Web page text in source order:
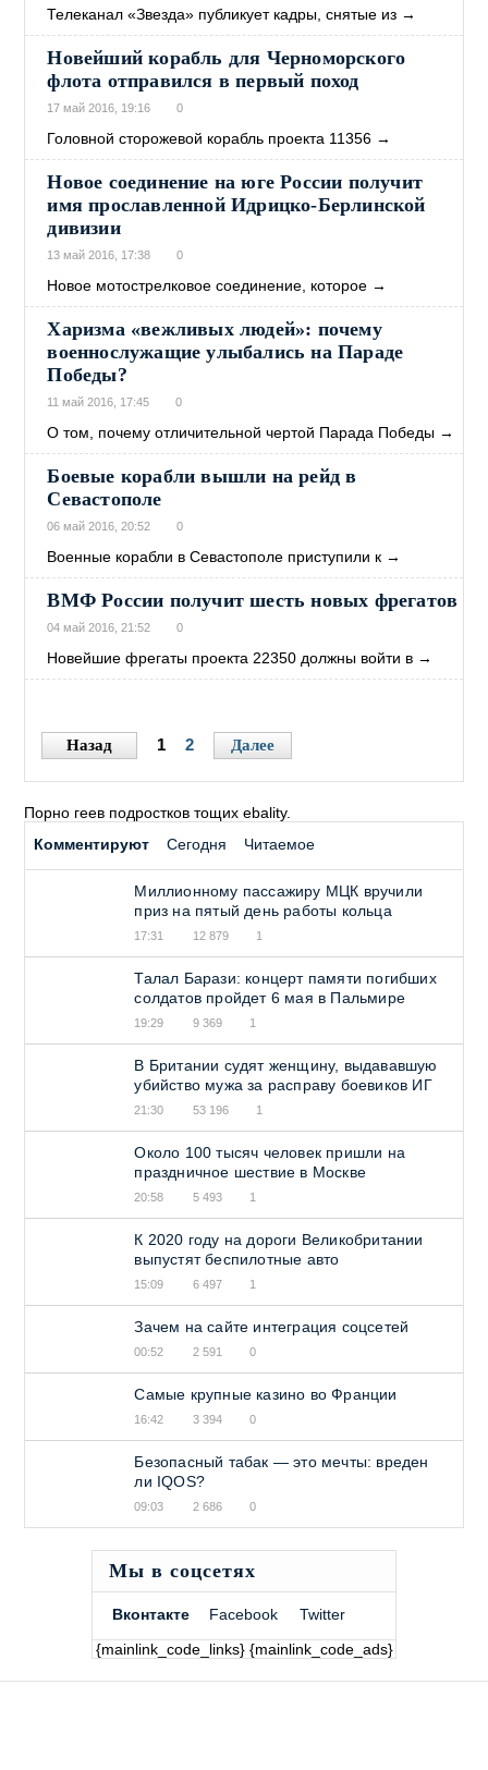
Телеканал «Звезда» публикует кадры, снятые из →
Новейший корабль для Черноморского
флота отправился в первый поход
17 май 2016, 19:16 0
Головной сторожевой корабль проекта 11356 →
Новое соединение на юге России получит
имя прославленной Идрицко-Берлинской
дивизии
13 май 2016, 17:38 0
Новое мотострелковое соединение, которое →
Харизма «вежливых людей»: почему
военнослужащие улыбались на Параде
Победы?
11 май 2016, 17:45 0
О том, почему отличительной чертой Парада Победы →
Боевые корабли вышли на рейд в
Севастополе
06 май 2016, 20:52 0
Военные корабли в Севастополе приступили к →
ВМФ России получит шесть новых фрегатов
04 май 2016, 21:52 0
Новейшие фрегаты проекта 22350 должны войти в →
Назад 1 2 Далее
Порно геев подростков тощихebality.
Комментируют
Сегодня Читаемое
Миллионному пассажиру МЦК вручили
приз на пятый день работы кольца
17:31 12 879 1
Талал Барази: концерт памяти погибших
солдатов пройдет 6 мая в Пальмире
19:29 9 369 1
В Британии судят женщину, выдававшую
убийство мужа за расправу боевиков ИГ
21:30 53 196 1
Около 100 тысяч человек пришли на
праздничное шествие в Москве
20:58 5 493 1
К 2020 году на дороги Великобритании
выпустят беспилотные авто
15:09 6 497 1
Зачем на сайте интеграция соцсетей
00:52 2 591 0
Самые крупные казино во Франции
16:42 3 394 0
Безопасный табак — это мечты: вреден
ли IQOS?
09:03 2 686 0
Мы в соцсетях
Вконтакте Facebook
Twitter
{mainlink_code_links} {mainlink_code_ads}